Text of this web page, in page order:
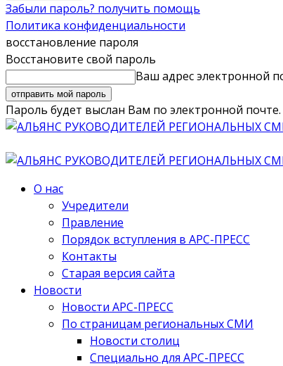
Забыли пароль? получить помощь
Политика конфиденциальности
восстановление пароля
Восстановите свой пароль
Ваш адрес электронной
Пароль будет выслан Вам по электронной почте.
О нас
Учредители
Правление
Порядок вступления в АРС-ПРЕСС
Контакты
Старая версия сайта
Новости
Новости АРС-ПРЕСС
По страницам региональных СМИ
Новости столиц
Специально для АРС-ПРЕСС